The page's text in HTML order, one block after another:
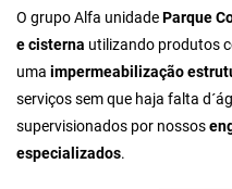
O grupo Alfa unidadeParque
e cisterna utilizando produtos
uma impermeabilização
serviços sem que haja falta
supervisionados por nossos
especializados.